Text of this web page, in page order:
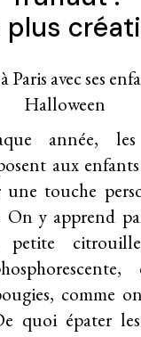
plus
année, les
aux enfants
touche
On y apprend
petite
comme
quoi épater